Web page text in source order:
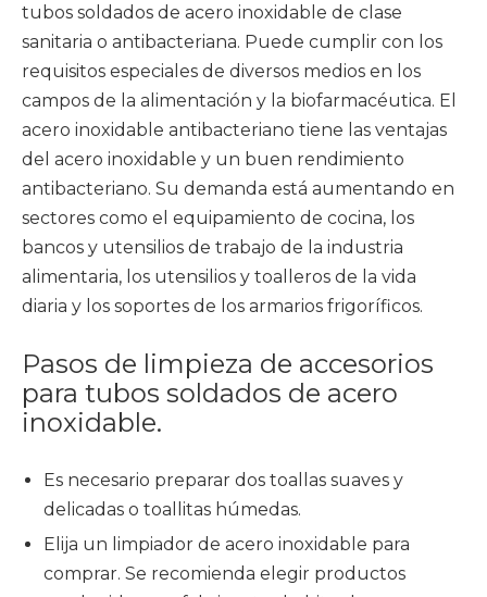
tubos soldados de acero inoxidable de clase
sanitaria o antibacteriana. Puede cumplir con los
requisitos especiales de diversos medios en los
campos de la alimentación y la biofarmacéutica. El
acero inoxidable antibacteriano tiene las ventajas
del acero inoxidable y un buen rendimiento
antibacteriano. Su demanda está aumentando en
sectores como el equipamiento de cocina, los
bancos y utensilios de trabajo de la industria
alimentaria, los utensilios y toalleros de la vida
diaria y los soportes de los armarios frigoríficos.
Pasos de limpieza de accesorios
para tubos soldados de acero
inoxidable.
Es necesario preparar dos toallas suaves y
delicadas o toallitas húmedas.
Elija un limpiador de acero inoxidable para
comprar. Se recomienda elegir productos